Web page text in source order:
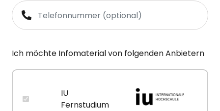
Ich möchte Infomaterial von folgenden Anbietern
IU
Fernstudium